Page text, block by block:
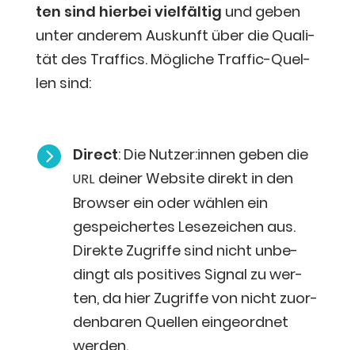
ten sind hier­bei viel­fäl­tig und geben
unter ande­rem Aus­kunft über die Qua­li­
tät des Traf­fics. Mög­li­che Traf­fic-Quel­
len sind:
 Direct: Die Nutzer:innen geben die
URLdei­ner Web­site direkt in den
Brow­ser ein oder wäh­len ein
gespei­cher­tes Lese­zei­chen aus.
Direk­te Zugrif­fe sind nicht unbe­
dingt als posi­ti­ves Signal zu wer­
ten, da hier Zugrif­fe von nicht zuor­
den­ba­ren Quel­len ein­ge­ord­net
werden.